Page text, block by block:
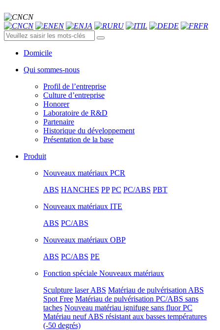
CN
CN
EN JA RU IL DE FR
Domicile
Qui sommes-nous
Profil de l’entreprise
Culture d’entreprise
Honorer
Laboratoire de R&D
Partenaire
Historique du développement
Présentation de la base
Produit
Nouveaux matériaux PCR
ABS HANCHES PP PC PC/ABS PBT
Nouveaux matériaux ITE
ABS PC/ABS
Nouveaux matériaux OBP
ABS PC/ABS PE
Fonction spéciale Nouveaux matériaux
Sculpture laser ABS Matériau de pulvérisation ABS
Spot Free Matériau de pulvérisation PC/ABS sans
taches Nouveau matériau ignifuge sans fluor PC
Matériau neuf ABS résistant aux basses températures
(-50 degrés)